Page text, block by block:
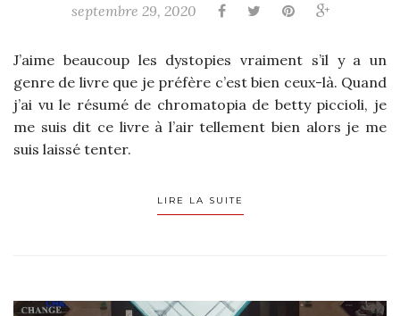
septembre 29, 2020
J’aime beaucoup les dystopies vraiment s’il y a un
genre de livre que je préfère c’est bien ceux-là. Quand
j’ai vu le résumé de chromatopia de betty piccioli, je
me suis dit ce livre à l’air tellement bien alors je me
suis laissé tenter.
LIRE LA SUITE